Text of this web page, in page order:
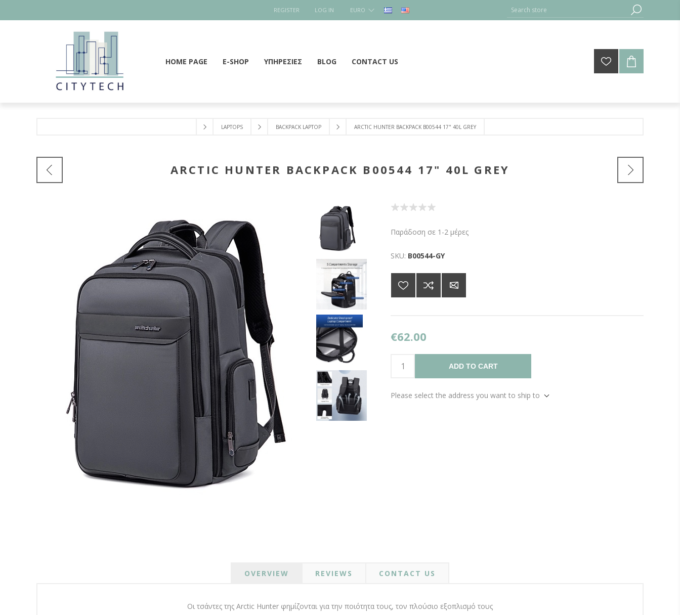
REGISTER LOG IN EURO
HOME PAGE E-SHOP ΥΠΗΡΕΣΙΕΣ BLOG CONTACT US
LAPTOPS BACKPACK LAPTOP ARCTIC HUNTER BACKPACK B00544 17" 40L GREY
ARCTIC HUNTER BACKPACK B00544 17" 40L GREY
Παράδοση σε 1-2 μέρες
SKU: B00544-GY
€62.00
ADD TO CART
Please select the address you want to ship to
OVERVIEW REVIEWS CONTACT US
Οι τσάντες της Arctic Hunter φημίζονται για την ποιότητα τους, τον πλούσιο εξοπλισμό τους